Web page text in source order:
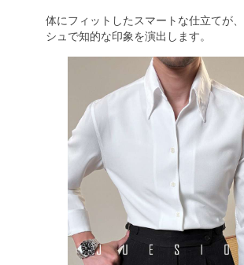
体にフィットしたスマートな仕立てが
シュで知的な印象を演出します。